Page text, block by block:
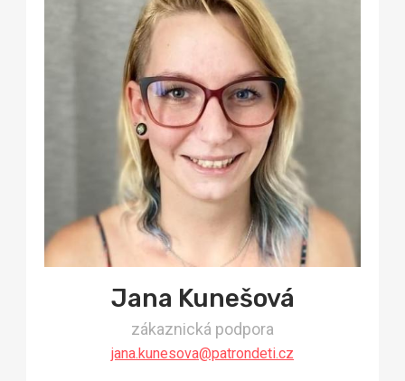
Jana Kunešová
zákaznická podpora
jana.kunesova@patrondeti.cz